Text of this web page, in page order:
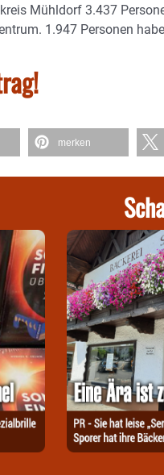
Mühldorf 3.437
1.947 Personen
merken